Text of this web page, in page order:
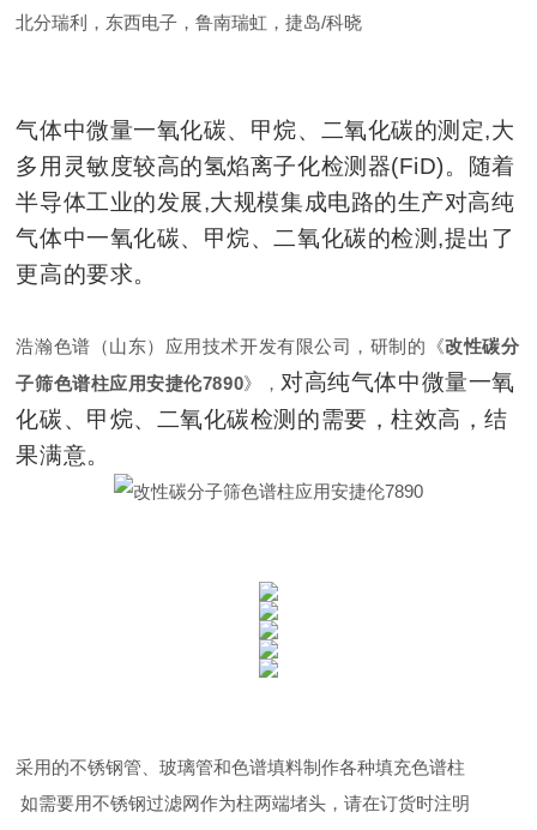
北分瑞利，东西电子，鲁南瑞虹，捷岛/科晓
气体中微量一氧化碳、甲烷、二氧化碳的测定,大
多用灵敏度较高的氢焰离子化检测器(FiD)。随着
半导体工业的发展,大规模集成电路的生产对高纯
气体中一氧化碳、甲烷、二氧化碳的检测,提出了
更高的要求。
浩瀚色谱（山东）应用技术开发有限公司，研制的《改性碳分
子筛色谱柱应用安捷伦7890》， 对高纯气体中微量一氧
化碳、甲烷、二氧化碳检测的需要，柱效高，结
果满意。
采用的不锈钢管、玻璃管和色谱填料制作各种填充色谱柱
如需要用不锈钢过滤网作为柱两端堵头，请在订货时注明